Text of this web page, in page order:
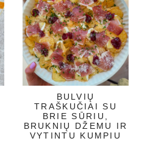
BULVIŲ
TRAŠKUČIAI SU
BRIE SŪRIU,
BRUKNIŲ DŽEMU IR
VYTINTU KUMPIU